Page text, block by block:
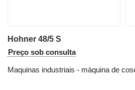
Hohner 48/5 S
Preço sob consulta
Maquinas industriais - máquina de